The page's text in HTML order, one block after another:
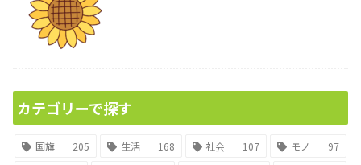
カテゴリーで探す
国旗 205 生活 168 社会 107 モノ
97